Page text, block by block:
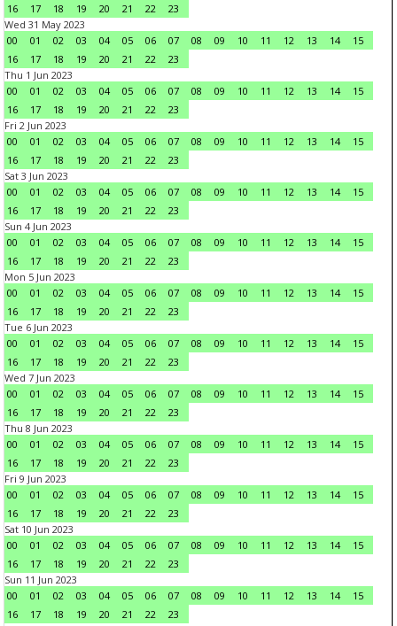
16
17 18 19 20 21 22
23
Wed 31 May 2023
00
01 02 03 04 05 06 07 08 09 10 11 12 13 14
15
16
17 18 19 20 21 22
23
Thu 1 Jun 2023
00
01 02 03 04 05 06 07 08 09 10 11 12 13 14
15
16
17 18 19 20 21 22
23
Fri 2 Jun 2023
00
01 02 03 04 05 06 07 08 09 10 11 12 13 14
15
16
17 18 19 20 21 22
23
Sat 3 Jun 2023
00
01 02 03 04 05 06 07 08 09 10 11 12 13 14
15
16
17 18 19 20 21 22
23
Sun 4 Jun 2023
00
01 02 03 04 05 06 07 08 09 10 11 12 13 14
15
16
17 18 19 20 21 22
23
Mon 5 Jun 2023
00
01 02 03 04 05 06 07 08 09 10 11 12 13 14
15
16
17 18 19 20 21 22
23
Tue 6 Jun 2023
00
01 02 03 04 05 06 07 08 09 10 11 12 13 14
15
16
17 18 19 20 21 22
23
Wed 7 Jun 2023
00
01 02 03 04 05 06 07 08 09 10 11 12 13 14
15
16
17 18 19 20 21 22
23
Thu 8 Jun 2023
00
01 02 03 04 05 06 07 08 09 10 11 12 13 14
15
16
17 18 19 20 21 22
23
Fri 9 Jun 2023
00
01 02 03 04 05 06 07 08 09 10 11 12 13 14
15
16
17 18 19 20 21 22
23
Sat 10 Jun 2023
00
01 02 03 04 05 06 07 08 09 10 11 12 13 14
15
16
17 18 19 20 21 22
23
Sun 11 Jun 2023
00
01 02 03 04 05 06 07 08 09 10 11 12 13 14
15
16
17 18 19 20 21 22
23